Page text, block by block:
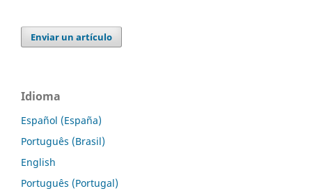
Enviar un artículo
Idioma
Español (España)
Português (Brasil)
English
Português (Portugal)